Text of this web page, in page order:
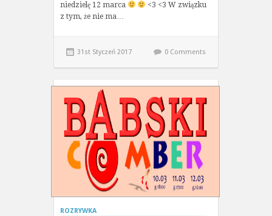
niedzielę 12 marca
<3 <3 W związku
z tym, że nie ma…
31st Styczeń 2017 0 Comments
ROZRYWKA